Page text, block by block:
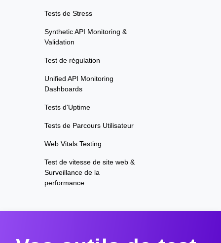
Tests de Stress
Synthetic API Monitoring &
Validation
Test de régulation
Unified API Monitoring
Dashboards
Tests d'Uptime
Tests de Parcours Utilisateur
Web Vitals Testing
Test de vitesse de site web &
Surveillance de la
performance